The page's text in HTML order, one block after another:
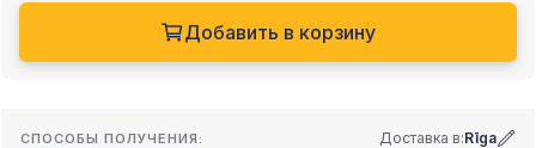
Добавить в корзину
СПОСОБЫ ПОЛУЧЕНИЯ: Доставка в:Rīga